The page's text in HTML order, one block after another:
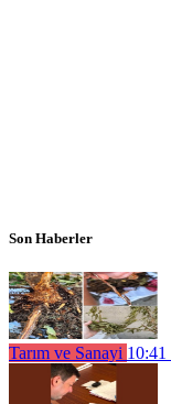
Son Haberler
Tarım ve Sanayi 10:41